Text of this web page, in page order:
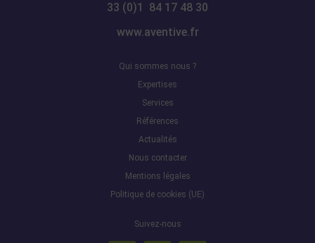
33 (0)1 84 17 48 30
www.aventive.fr
Qui sommes nous ?
Expertises
Services
Références
Actualités
Nous contacter
Mentions légales
Politique de cookies (UE)
Suivez-nous